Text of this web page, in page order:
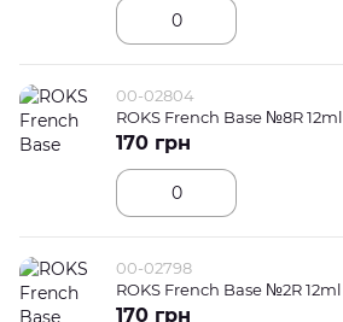
00-02804
ROKS French Base №8R 12ml
170 грн
00-02798
ROKS French Base №2R 12ml
170 грн